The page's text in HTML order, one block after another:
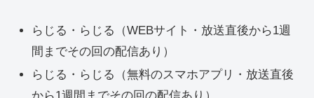
らじる・らじる（WEBサイト・放送直後から1週
間までその回の配信あり）
らじる・らじる（無料のスマホアプリ・放送直後